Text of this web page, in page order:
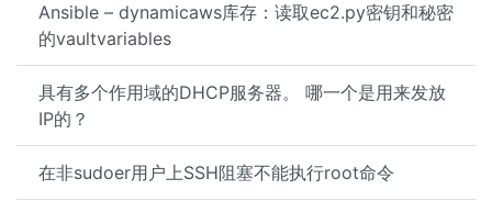
Ansible – dynamicaws库存：读取ec2.py密钥和秘密
的vaultvariables
具有多个作用域的DHCP服务器。 哪一个是用来发放
IP的？
在非sudoer用户上SSH阻塞不能执行root命令